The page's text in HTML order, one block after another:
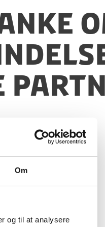
Om
og til at analysere